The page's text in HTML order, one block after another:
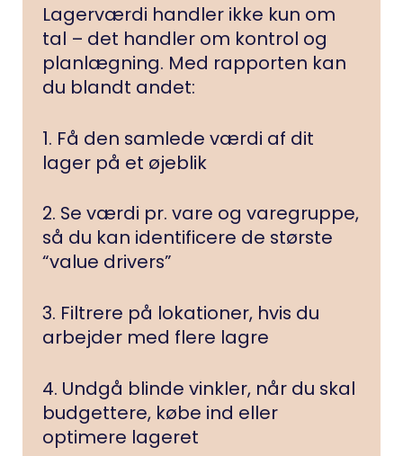
Lagerværdi handler ikke kun om
tal – det handler om kontrol og
planlægning. Med rapporten kan
du blandt andet:
1. Få den samlede værdi af dit
lager på et øjeblik
2. Se værdi pr. vare og varegruppe,
så du kan identificere de største
“value drivers”
3. Filtrere på lokationer, hvis du
arbejder med flere lagre
4. Undgå blinde vinkler, når du skal
budgettere, købe ind eller
optimere lageret